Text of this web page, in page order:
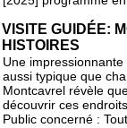
VISITE GUIDÉE:
HISTOIRES
Une
aussi typique que
Montcavrel révèle
découvrir ces
Public concerné :